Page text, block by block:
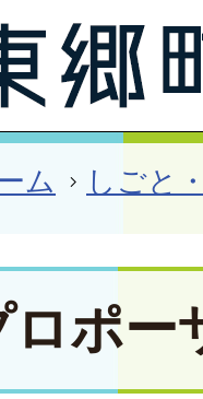
ム しごと
ロポー